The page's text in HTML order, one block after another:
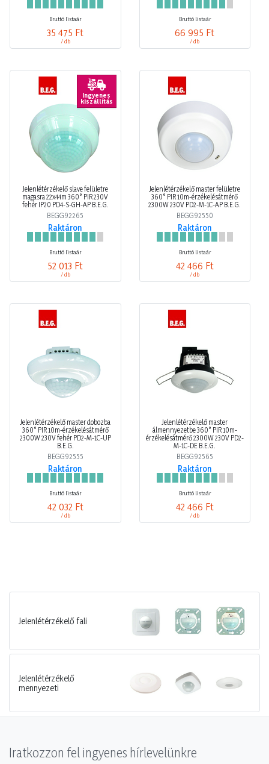
Bruttó listaár
35 475 Ft
/ db
Bruttó listaár
66 995 Ft
/ db
Ingyenes
kiszállítás
Jelenlétérzékelő slave felületre
magasra 22x44m 360° PIR 230V
fehér IP20 PD4-S-GH-AP B.E.G.
BEGG92265
Raktáron
Bruttó listaár
52 013 Ft
/ db
Jelenlétérzékelő master felületre
360° PIR 10m-érzékelésátmérő
2300W 230V PD2-M-1C-AP B.E.G.
BEGG92550
Raktáron
Bruttó listaár
42 466 Ft
/ db
Jelenlétérzékelő master dobozba
360° PIR 10m-érzékelésátmérő
2300W 230V fehér PD2-M-1C-UP
B.E.G.
BEGG92555
Raktáron
Bruttó listaár
42 032 Ft
/ db
Jelenlétérzékelő master
álmennyezetbe 360° PIR 10m-
érzékelésátmérő 2300W 230V PD2-
M-1C-DE B.E.G.
BEGG92565
Raktáron
Bruttó listaár
42 466 Ft
/ db
Jelenlétérzékelő fali
Jelenlétérzékelő
mennyezeti
Iratkozzon fel ingyenes hírlevelünkre